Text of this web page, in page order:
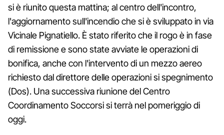
si è riunito questa mattina; al centro dell'incontro,
l'aggiornamento sull'incendio che si è sviluppato in via
Vicinale Pignatiello. È stato riferito che il rogo è in fase
di remissione e sono state avviate le operazioni di
bonifica, anche con l'intervento di un mezzo aereo
richiesto dal direttore delle operazioni si spegnimento
(Dos). Una successiva riunione del Centro
Coordinamento Soccorsi si terrà nel pomeriggio di
oggi.